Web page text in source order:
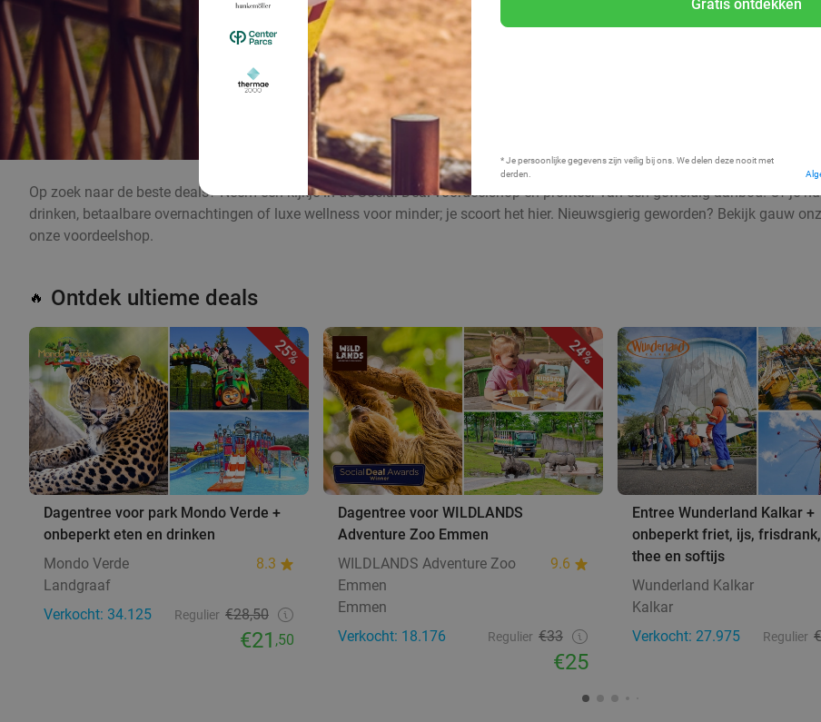
Gratis ontdekken
* Je persoonlijke gegevens zijn veilig bij ons. We delen deze nooit met
derden.
Op zoek naar de beste deals? Neem een kijkje in de Social Deal voordeelshop en profiteer van een geweldig aanbod! Of je
drinken, betaalbare overnachtingen of luxe wellness voor minder; je scoort het hier. Nieuwsgierig geworden? Bekijk gauw
onze voordeelshop.
🔥 Ontdek ultieme deals
25%
Dagentree voor park Mondo Verde +
onbeperkt eten en drinken
Mondo Verde
8.3
Landgraaf
Verkocht: 34.125
Regulier €28,50
€21 ,50
24%
Dagentree voor WILDLANDS
Adventure Zoo Emmen
WILDLANDS Adventure Zoo
Emmen
9.6
Emmen
Verkocht: 18.176
Regulier €33
€25
Entree Wunderland Kalkar +
onbeperkt friet, ijs,
thee en softijs
Wunderland Kalkar
Kalkar
Verkocht: 27.975
Regulier